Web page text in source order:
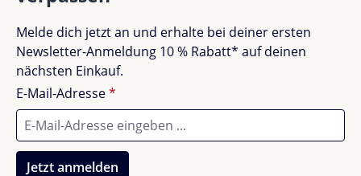
Keine Bewertungen gefunden. Teile deine
Erfahrungen mit anderen.
Melde dich jetzt an und erhalte bei deiner ersten
Newsletter-Anmeldung 10 % Rabatt* auf deinen
nächsten Einkauf.
E-Mail-Adresse*
Jetzt anmelden